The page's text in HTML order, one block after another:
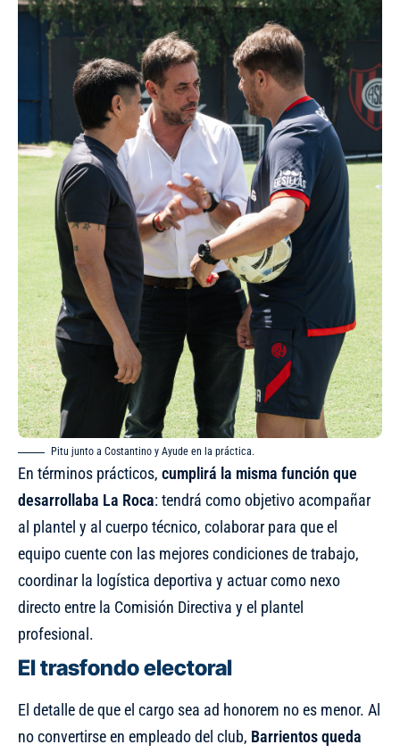
Pitu junto a Costantino y Ayude en la práctica.
En términos prácticos, cumplirá la misma función que
desarrollaba La Roca: tendrá como objetivo acompañar
al plantel y al cuerpo técnico, colaborar para que el
equipo cuente con las mejores condiciones de trabajo,
coordinar la logística deportiva y actuar como nexo
directo entre la Comisión Directiva y el plantel
profesional.
El trasfondo electoral
El detalle de que el cargo sea ad honorem no es menor. Al
no convertirse en empleado del club, Barrientos queda